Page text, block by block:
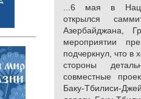
...6 мая в
открылся
Азербайджана,
мероприятии
подчеркнул, что в
стороны
совместные
Баку-Тбилиси-